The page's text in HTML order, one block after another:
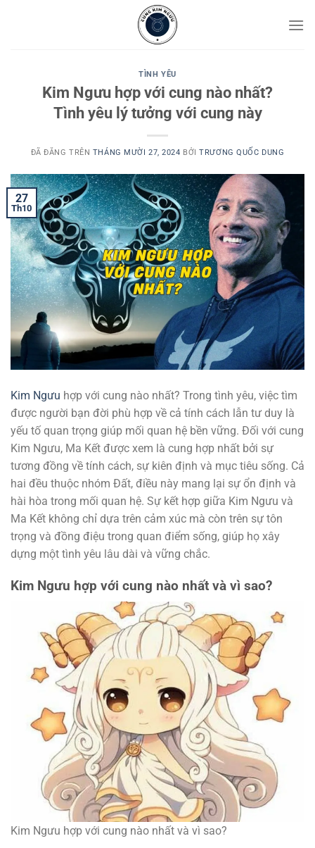
TÌNH YÊU
Kim Ngưu hợp với cung nào nhất?
Tình yêu lý tưởng với cung này
ĐÃ ĐĂNG TRÊN THÁNG MƯỜI 27, 2024 BỞITRƯƠNG QUỐC DUNG
27
Th10
Kim Ngưu hợp với cung nào nhất? Trong tình yêu, việc tìm
được người bạn đời phù hợp về cả tính cách lẫn tư duy là
yếu tố quan trọng giúp mối quan hệ bền vững. Đối với cung
Kim Ngưu, Ma Kết được xem là cung hợp nhất bởi sự
tương đồng về tính cách, sự kiên định và mục tiêu sống. Cả
hai đều thuộc nhóm Đất, điều này mang lại sự ổn định và
hài hòa trong mối quan hệ. Sự kết hợp giữa Kim Ngưu và
Ma Kết không chỉ dựa trên cảm xúc mà còn trên sự tôn
trọng và đồng điệu trong quan điểm sống, giúp họ xây
dựng một tình yêu lâu dài và vững chắc.
Kim Ngưu hợp với cung nào nhất và vì sao?
Kim Ngưu hợp với cung nào nhất và vì sao?